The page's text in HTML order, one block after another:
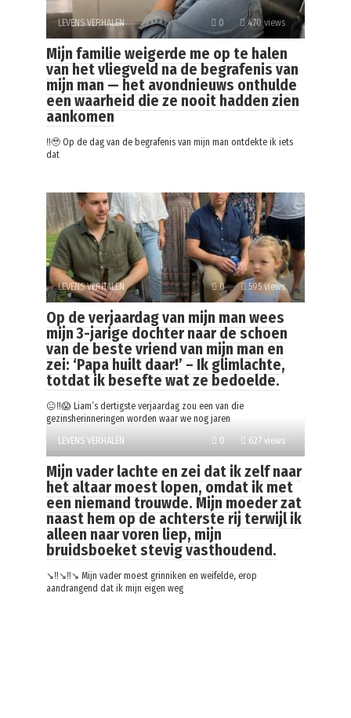
LEVENS VERHALEN 0 470 views
Mijn familie weigerde me op te halen
van het vliegveld na de begrafenis van
mijn man — het avondnieuws onthulde
een waarheid die ze nooit hadden zien
aankomen
‼️🥹 Op de dag van de begrafenis van mijn man ontdekte ik iets
dat
LEVENS VERHALEN 0 595 views
Op de verjaardag van mijn man wees
mijn 3-jarige dochter naar de schoen
van de beste vriend van mijn man en
zei: ‘Papa huilt daar!’ – Ik glimlachte,
totdat ik besefte wat ze bedoelde.
😐‼️😱 Liam’s dertigste verjaardag zou een van die
gezinsherinneringen worden waar we nog jaren
LEVENS VERHALEN
0 627 views
Mijn vader lachte en zei dat ik zelf naar
het altaar moest lopen, omdat ik met
een niemand trouwde. Mijn moeder zat
naast hem op de achterste rij terwijl ik
alleen naar voren liep, mijn
bruidsboeket stevig vasthoudend.
↘️‼️↘️‼️↘️ Mijn vader moest grinniken en weifelde, erop
aandrangend dat ik mijn eigen weg